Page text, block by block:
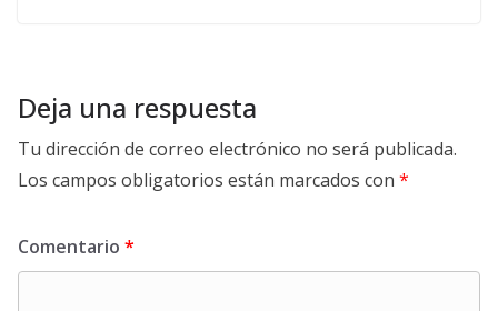
Deja una respuesta
Tu dirección de correo electrónico no será publicada.
Los campos obligatorios están marcados con *
Comentario *